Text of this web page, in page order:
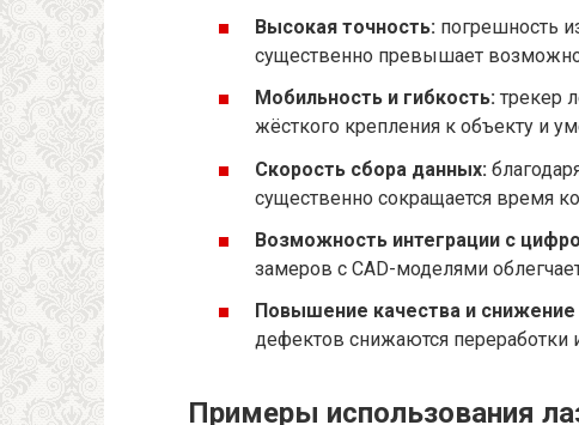
Высокая точность: погрешность
существенно превышает
Мобильность и гибкость: трекер
жёсткого крепления к объекту и
Скорость сбора данных:
существенно сокращается время
Возможность интеграции с
замеров с CAD-моделями
Повышение качества и снижение
дефектов снижаются переработки
Примеры использования